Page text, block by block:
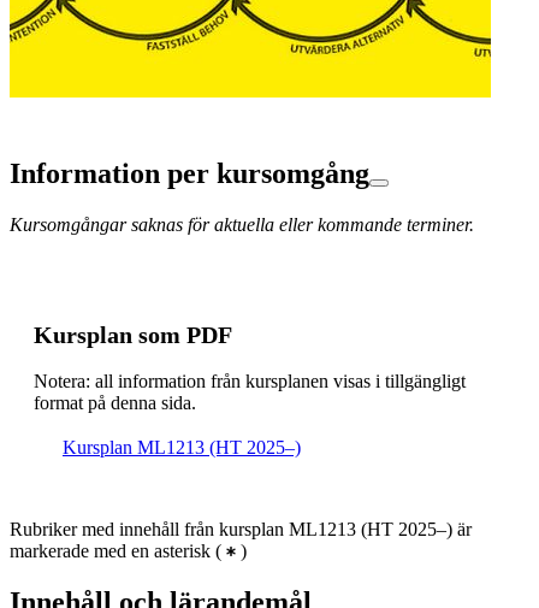
Information per kursomgång
Kursomgångar saknas för aktuella eller kommande terminer.
Kursplan som PDF
Notera: all information från kursplanen visas i tillgängligt
format på denna sida.
Kursplan ML1213 (HT 2025–)
Rubriker med innehåll från kursplan ML1213 (HT 2025–) är
markerade med en asterisk ( )